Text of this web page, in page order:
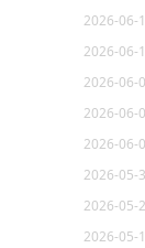
2026-06-
2026-06-
2026-06-
2026-06-
2026-06-
2026-05-
2026-05-
2026-05-